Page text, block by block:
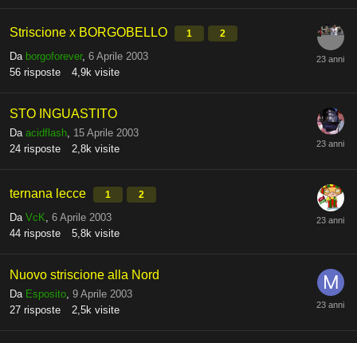
Striscione x BORGOBELLO 1 2
Da borgoforever, 6 Aprile 2003
56 risposte 4,9k visite
STO INGUASTITO
Da acidflash 15 Aprile 2003
24 risposte 2,8k visite
ternana lecce 1 2
Da VcK 6 Aprile 2003
44 risposte 5,8k visite
Nuovo striscione alla Nord
Da Esposito 9 Aprile 2003
27 risposte 2,5k visite